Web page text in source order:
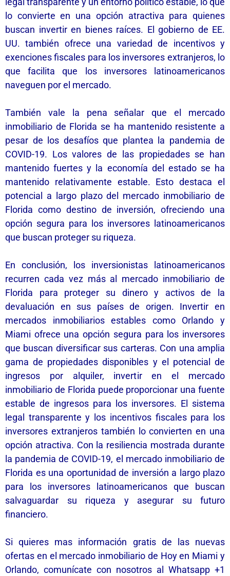
lo convierte en una opción atractiva para quienes
buscan invertir en bienes raíces. El gobierno de EE.
UU. también ofrece una variedad de incentivos y
exenciones fiscales para los inversores extranjeros, lo
que facilita que los inversores latinoamericanos
naveguen por el mercado.
También vale la pena señalar que el mercado
inmobiliario de Florida se ha mantenido resistente a
pesar de los desafíos que plantea la pandemia de
COVID-19. Los valores de las propiedades se han
mantenido fuertes y la economía del estado se ha
mantenido relativamente estable. Esto destaca el
potencial a largo plazo del mercado inmobiliario de
Florida como destino de inversión, ofreciendo una
opción segura para los inversores latinoamericanos
que buscan proteger su riqueza.
En conclusión, los inversionistas latinoamericanos
recurren cada vez más al mercado inmobiliario de
Florida para proteger su dinero y activos de la
devaluación en sus países de origen. Invertir en
mercados inmobiliarios estables como Orlando y
Miami ofrece una opción segura para los inversores
que buscan diversificar sus carteras. Con una amplia
gama de propiedades disponibles y el potencial de
ingresos por alquiler, invertir en el mercado
inmobiliario de Florida puede proporcionar una fuente
estable de ingresos para los inversores. El sistema
legal transparente y los incentivos fiscales para los
inversores extranjeros también lo convierten en una
opción atractiva. Con la resiliencia mostrada durante
la pandemia de COVID-19, el mercado inmobiliario de
Florida es una oportunidad de inversión a largo plazo
para los inversores latinoamericanos que buscan
salvaguardar su riqueza y asegurar su futuro
financiero.
Si quieres mas información gratis de las nuevas
ofertas en el mercado inmobiliario de Hoy en Miami y
Orlando, comunícate con nosotros al Whatsapp +1